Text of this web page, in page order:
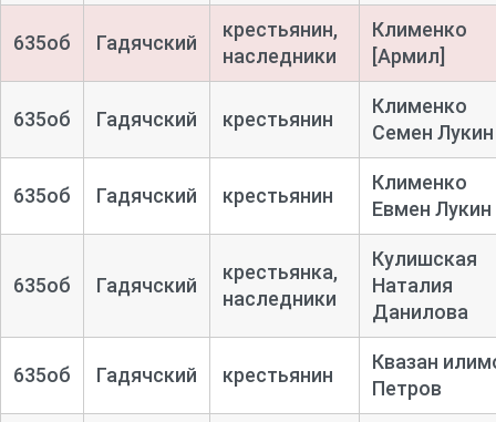
635об Гадячский
крестьянин,
наследники
Клименко
[Армил]
635об Гадячский крестьянин
Клименко
Семен Лукин
635об Гадячский крестьянин
Клименко
Евмен Лукин
635об Гадячский
крестьянка,
наследники
Кулишская
Наталия
Данилова
635об Гадячский крестьянин
Квазан
Петров